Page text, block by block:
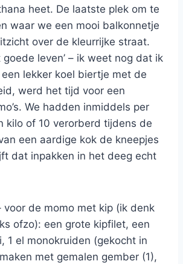
heet. De laatste plek om te
waar we een mooi balkonnetje
over de kleurrijke straat.
goede leven’ – ik weet nog dat ik
lekker koel biertje met de
werd het tijd voor een
We hadden inmiddels per
kilo of 10 verorberd tijdens de
een aardige kok de kneepjes
dat inpakken in het deeg echt
voor de momo met kip (ik denk
ofzo): een grote kipfilet, een
1 el monokruiden (gekocht in
met gemalen gember (1),